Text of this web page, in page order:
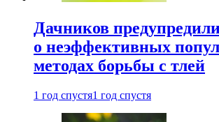
Дачников
о неэффективных
методах борьбы с тлей
1 год спустя1 год спустя